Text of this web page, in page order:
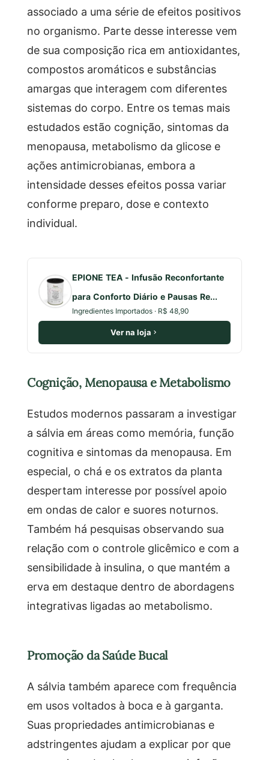
associado a uma série de efeitos positivos
no organismo. Parte desse interesse vem
de sua composição rica em antioxidantes,
compostos aromáticos e substâncias
amargas que interagem com diferentes
sistemas do corpo. Entre os temas mais
estudados estão cognição, sintomas da
menopausa, metabolismo da glicose e
ações antimicrobianas, embora a
intensidade desses efeitos possa variar
conforme preparo, dose e contexto
individual.
EPIONE TEA - Infusão Reconfortante
para Conforto Diário e Pausas Re...
Ingredientes Importados · R$ 48,90
Ver na loja
Cognição, Menopausa e Metabolismo
Estudos modernos passaram a investigar
a sálvia em áreas como memória, função
cognitiva e sintomas da menopausa. Em
especial, o chá e os extratos da planta
despertam interesse por possível apoio
em ondas de calor e suores noturnos.
Também há pesquisas observando sua
relação com o controle glicêmico e com a
sensibilidade à insulina, o que mantém a
erva em destaque dentro de abordagens
integrativas ligadas ao metabolismo.
Promoção da Saúde Bucal
A sálvia também aparece com frequência
em usos voltados à boca e à garganta.
Suas propriedades antimicrobianas e
adstringentes ajudam a explicar por que